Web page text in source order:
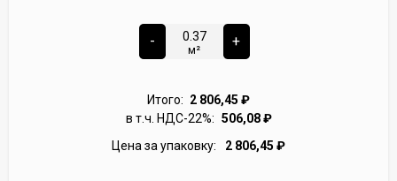
-
м²
+
Итого: 2 806,45 ₽
в т.ч. НДС-22%: 506,08₽
Цена за упаковку:
2 806,45 ₽